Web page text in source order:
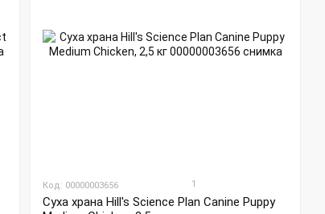
Код: 00000003656 1
Суха храна Hill's Science Plan Canine Puppy